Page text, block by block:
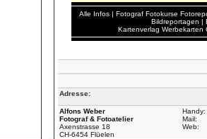
Alle Infos | Fotograf Fotokurse
Bildreportagen |
Kartenverlag Werbekarten
Adresse:
Alfons Weber
Fotograf & Fotoatelier
Axenstrasse 18
CH-6454 Flüelen
Handy:
Mail:
Web: